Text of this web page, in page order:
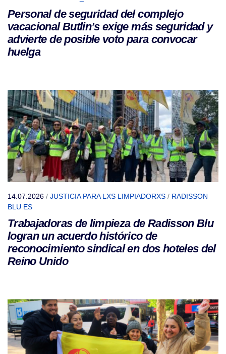
Personal de seguridad del complejo
vacacional Butlin’s exige más seguridad y
advierte de posible voto para convocar
huelga
14.07.2026 / JUSTICIA PARA LXS LIMPIADORXS / RADISSON
BLU ES
Trabajadoras de limpieza de Radisson Blu
logran un acuerdo histórico de
reconocimiento sindical en dos hoteles del
Reino Unido